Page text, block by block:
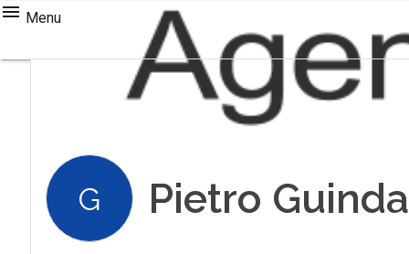
Menu
G Pietro